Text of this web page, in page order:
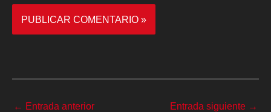
← Entrada anterior Entrada siguiente →